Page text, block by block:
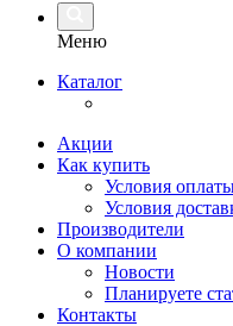
Меню
Каталог
Акции
Как купить
Условия
Условия
Производители
О компании
Новости
Планируете
Контакты